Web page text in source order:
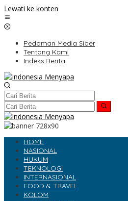
Lewati ke konten
Pedoman Media Siber
Tentang Kami
Indeks Berita
HOME
NASIONAL
HUKUM
TEKNOLOGI
INTERNASIONAL
FOOD & TRAVEL
KOLOM